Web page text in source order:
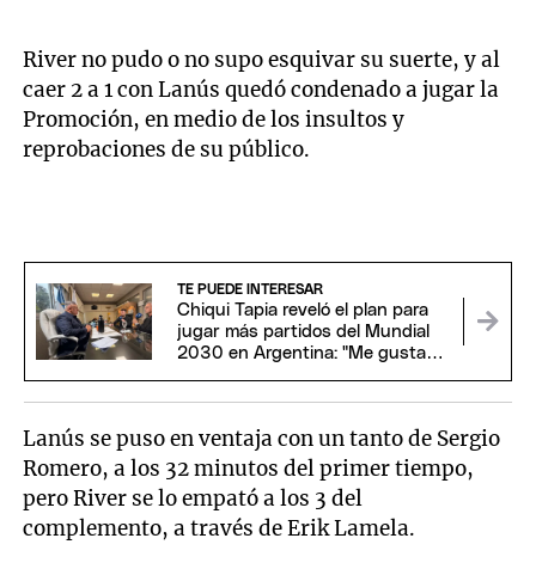
River no pudo o no supo esquivar su suerte, y al
caer 2 a 1 con Lanús quedó condenado a jugar la
Promoción, en medio de los insultos y
reprobaciones de su público.
TE PUEDE INTERESAR
Chiqui Tapia reveló el plan para
jugar más partidos del Mundial
2030 en Argentina: "Me gustaría
Lanús se puso en ventaja con un tanto de Sergio
Romero, a los 32 minutos del primer tiempo,
pero River se lo empató a los 3 del
complemento, a través de Erik Lamela.